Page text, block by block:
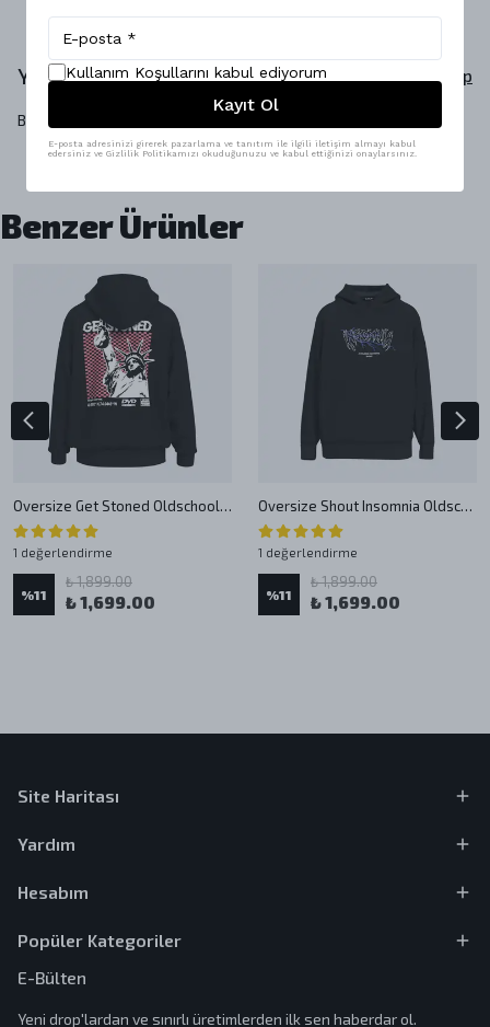
Yorumlar Yorum Yap
Bu ürün için henüz yorum yapılmamış.
Benzer Ürünler
Oversize Get Stoned Oldschool Unisex Hoodie
1 değerlendirme
%11
₺ 1,899.00
₺ 1,699.00
Oversize Shout Insomnia Oldschool Unisex Hoodie
1 değerlendirme
%11
₺ 1,899.00
₺ 1,699.00
Site Haritası
Yardım
Hesabım
Popüler Kategoriler
E-Bülten
Yeni drop'lardan ve sınırlı üretimlerden ilk sen haberdar ol.
Kullanım Koşullarını kabul ediyorum
Kayıt Ol
E-posta adresinizi girerek pazarlama ve tanıtım ile ilgili iletişim almayı kabul
edersiniz ve Gizlilik Politikamızı okuduğunuzu ve kabul ettiğinizi onaylarsınız.